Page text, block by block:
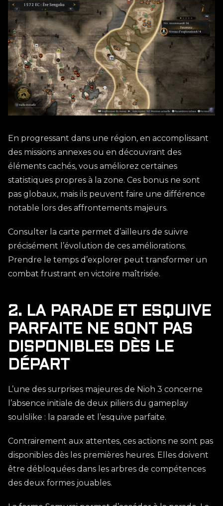
En progressant dans une région, en accomplissant
des missions annexes ou en découvrant des
éléments cachés, vous améliorez certaines
statistiques propres à la zone. Ces bonus ne sont
pas globaux, mais ils peuvent faire une différence
notable lors des affrontements majeurs.
Consulter la carte permet d’ailleurs de suivre
précisément l’évolution de ces améliorations.
Prendre le temps d’explorer peut transformer un
combat frustrant en victoire maîtrisée.
2. LA PARADE ET ESQUIVE
PARFAITE NE SONT PAS
DISPONIBLES DÈS LE
DÉPART
L’une des surprises majeures de Nioh 3 concerne
l’absence initiale de deux piliers du gameplay
soulslike : la parade et l’esquive parfaite.
Contrairement aux attentes, ces actions ne sont pas
disponibles dès les premières heures. Elles doivent
être débloquées dans les arbres de compétences
des deux formes jouables.